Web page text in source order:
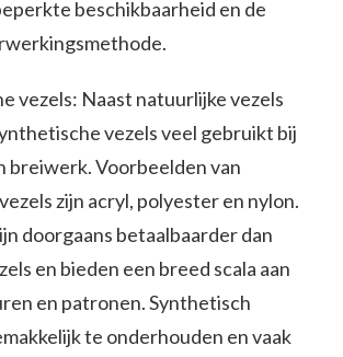
beschikbaarheid en de
vezels: Naast natuurlijke vezels
vezels veel gebruikt bij
breiwerk. Voorbeelden van
zijn acryl, polyester en nylon.
doorgaans betaalbaarder dan
en bieden een breed scala aan
en patronen. Synthetisch
te onderhouden en vaak